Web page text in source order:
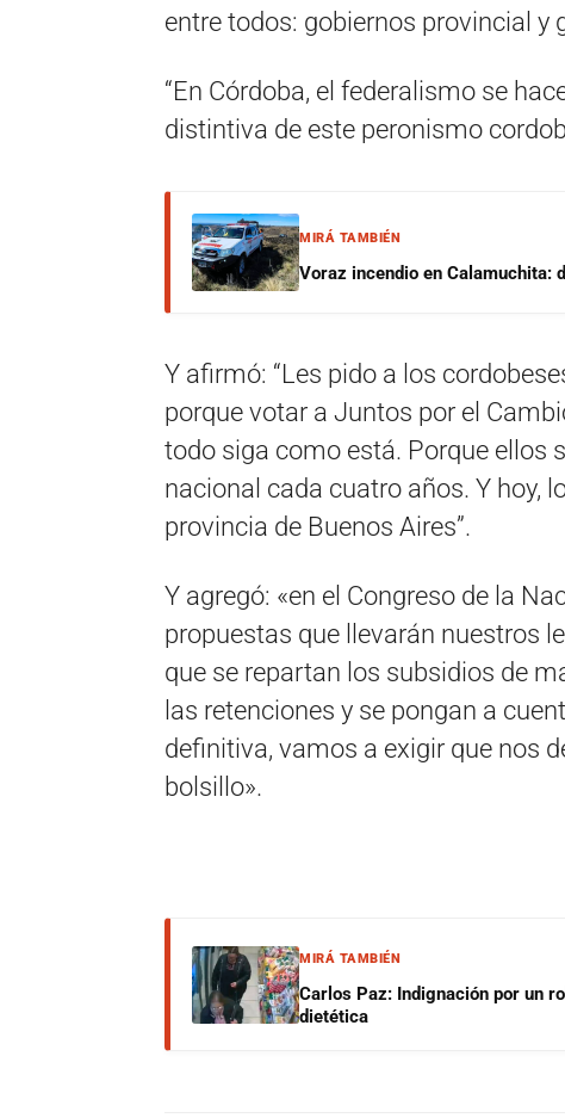
entre todos: gobiernos provincial y
“En Córdoba, el federalismo se
distintiva de este peronismo
MIRÁ TAMBIÉN
Voraz incendio en Calamuchita:
Y afirmó: “Les pido a los
porque votar a Juntos por el
todo siga como está. Porque ellos
nacional cada cuatro años. Y hoy,
provincia de Buenos Aires”.
Y agregó: «en el Congreso de la
propuestas que llevarán nuestros
que se repartan los subsidios de
las retenciones y se pongan a
definitiva, vamos a exigir que nos
bolsillo».
MIRÁ TAMBIÉN
Carlos Paz: Indignación por un
dietética